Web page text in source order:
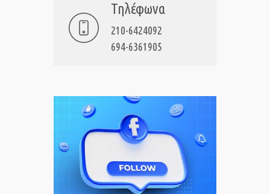
Τηλέφωνα
210-6424092
694-6361905